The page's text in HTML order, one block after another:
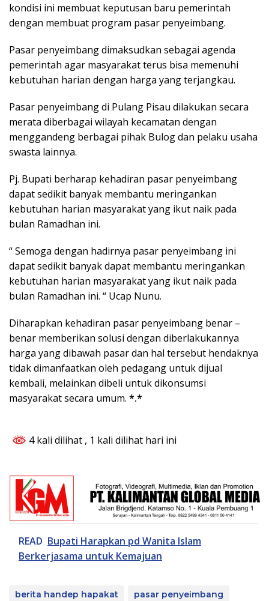
kondisi ini membuat keputusan baru pemerintah
dengan membuat program pasar penyeimbang.
Pasar penyeimbang dimaksudkan sebagai agenda
pemerintah agar masyarakat terus bisa memenuhi
kebutuhan harian dengan harga yang terjangkau.
Pasar penyeimbang di Pulang Pisau dilakukan secara
merata diberbagai wilayah kecamatan dengan
menggandeng berbagai pihak Bulog dan pelaku usaha
swasta lainnya.
Pj. Bupati berharap kehadiran pasar penyeimbang
dapat sedikit banyak membantu meringankan
kebutuhan harian masyarakat yang ikut naik pada
bulan Ramadhan ini.
“ Semoga dengan hadirnya pasar penyeimbang ini
dapat sedikit banyak dapat membantu meringankan
kebutuhan harian masyarakat yang ikut naik pada
bulan Ramadhan ini. “ Ucap Nunu.
Diharapkan kehadiran pasar penyeimbang benar –
benar memberikan solusi dengan diberlakukannya
harga yang dibawah pasar dan hal tersebut hendaknya
tidak dimanfaatkan oleh pedagang untuk dijual
kembali, melainkan dibeli untuk dikonsumsi
masyarakat secara umum. *.*
4 kali dilihat , 1 kali dilihat hari ini
READ Bupati Harapkan pd Wanita Islam
Berkerjasama untuk Kemajuan
berita handep hapakat
pasar penyeimbang